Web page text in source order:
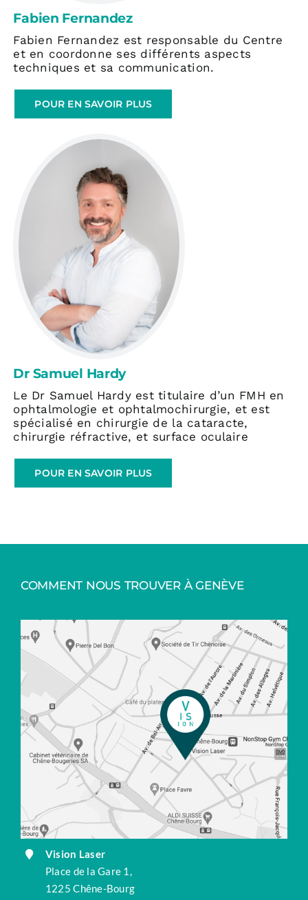
Fabien Fernandez
Fabien Fernandez est responsable du Centre
et en coordonne ses différents aspects
techniques et sa communication.
POUR EN SAVOIR PLUS
Dr Samuel Hardy
Le Dr Samuel Hardy est titulaire d’un FMH en
ophtalmologie et ophtalmochirurgie, et est
spécialisé en chirurgie de la cataracte,
chirurgie réfractive, et surface oculaire
POUR EN SAVOIR PLUS
COMMENT NOUS TROUVER À GENÈVE
Vision Laser
Place de la Gare 1,
1225 Chêne-Bourg